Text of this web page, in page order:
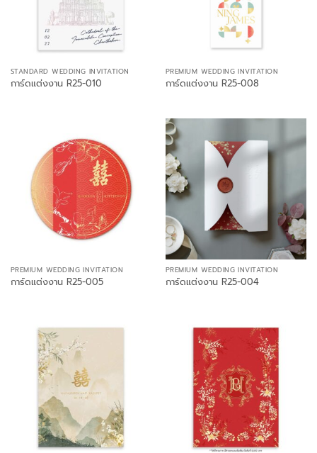
STANDARD WEDDING INVITATION
การ์ดแต่งงาน R25-010
PREMIUM WEDDING INVITATION
การ์ดแต่งงาน R25-008
PREMIUM WEDDING INVITATION
การ์ดแต่งงาน R25-005
PREMIUM WEDDING INVITATION
การ์ดแต่งงาน R25-004